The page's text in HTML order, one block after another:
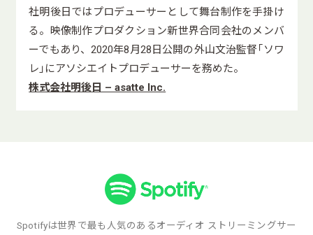
社明後日ではプロデューサーとして舞台制作を手掛け
る。映像制作プロダクション新世界合同会社のメンバ
ーでもあり、2020年8月28日公開の外山文治監督「ソワ
レ」にアソシエイトプロデューサーを務めた。
株式会社明後日 – asatte Inc.
Spotifyは世界で最も人気のあるオーディオ ストリーミングサー